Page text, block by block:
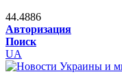
44.4886
Авторизация
Поиск
UA